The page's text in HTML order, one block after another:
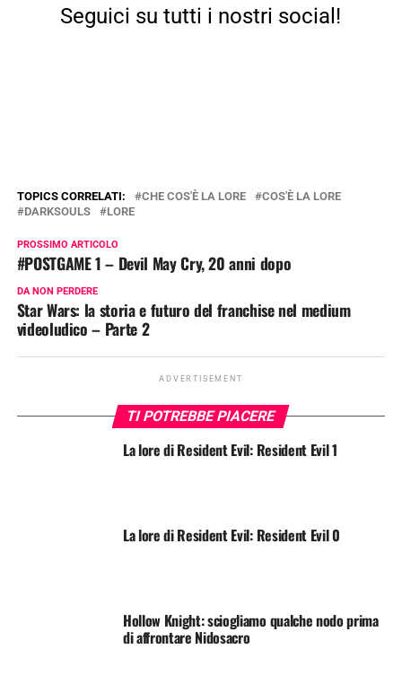
Seguici su tutti i nostri social!
TOPICS CORRELATI: CHE COS'È LA LORE
COS'È LA LORE
DARKSOULS
LORE
PROSSIMO ARTICOLO
#POSTGAME 1 – Devil May Cry, 20 anni dopo
DA NON PERDERE
Star Wars: la storia e futuro del franchise nel medium
videoludico – Parte 2
ADVERTISEMENT
TI POTREBBE PIACERE
La lore di Resident Evil: Resident Evil 1
La lore di Resident Evil: Resident Evil 0
Hollow Knight: sciogliamo qualche nodo prima
di affrontare Nidosacro